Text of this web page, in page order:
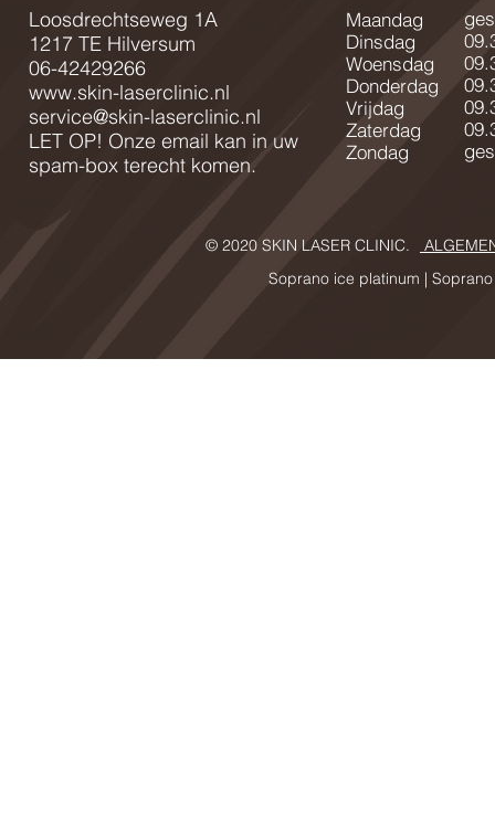
Loosdrechtseweg 1A
1217 TE Hilversum
06-42429266
www.skin-laserclinic.nl
service@skin-laserclinic.nl
LET OP! Onze email kan in uw
spam-box terecht komen.
Maandag
Dinsdag
Woensdag
Donderdag
Vrijdag
Zaterdag
Zondag
© 2020 SKIN LASER CLINIC.
Soprano ice platinum |